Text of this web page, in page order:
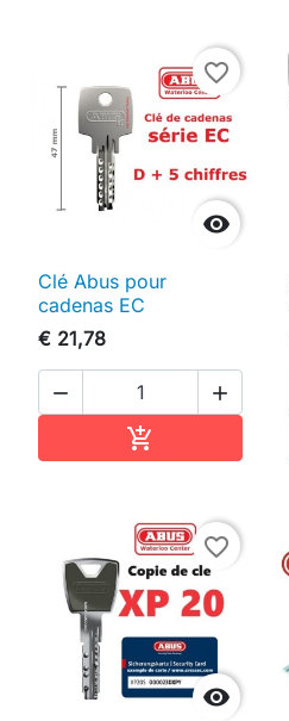

favorite_border
Clé Abus pour
cadenas EC
€ 21,78
 


favorite_border